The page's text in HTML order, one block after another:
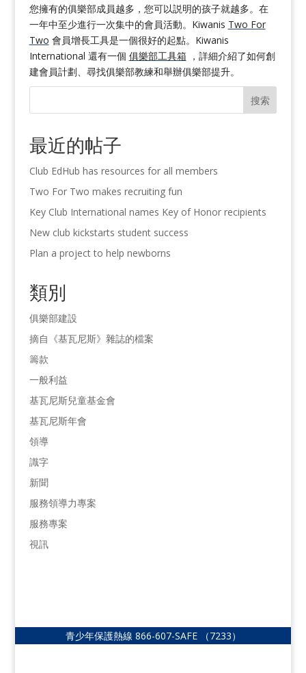
您擁有的俱樂部成員越多，您可以説明的孩子就越多。在
一年中至少進行一次集中的會員活動。Kiwanis Two For
Two 會員增長工具是一個很好的起點。Kiwanis
International 還有一個 俱樂部工具箱，詳細介紹了如何創
建會員計劃、尋找俱樂部教練和舉辦俱樂部提升。
搜索
最近的帖子
Club EdHub has resources for all members
Two For Two makes recruiting fun
Key Club International names Key of Honor recipients
New club kickstarts student success
Plan a project to help newborns
類別
俱樂部建設
摘自《基瓦尼斯》雜誌的檔案
籌款
一般利益
基瓦尼斯兒童基金會
基瓦尼斯年會
領導
識字
新聞
服務領導力專案
服務專案
視訊
青少年保護熱線 866-607-SAFE （7233）